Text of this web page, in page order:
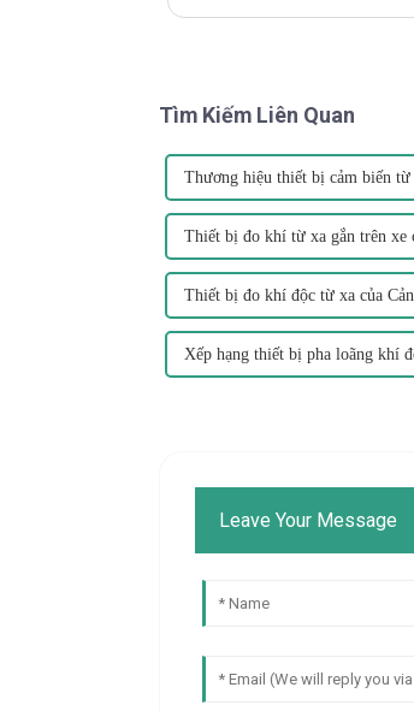
Tìm Kiếm Liên Quan
Thương hiệu thiết bị cảm biến
Thiết bị đo khí từ xa gắn trên xe
Thiết bị đo khí độc từ xa của
Xếp hạng thiết bị pha loãng khí
Leave Your Message